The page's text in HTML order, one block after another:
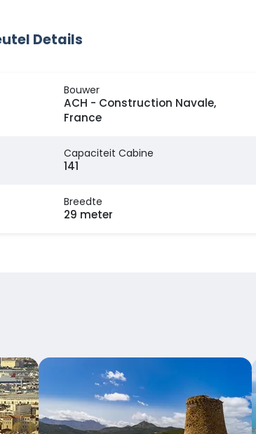
Details
Bouwer
ACH - Construction Navale,
France
Capaciteit Cabine
141
Breedte
29 meter